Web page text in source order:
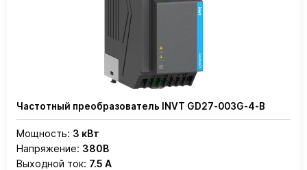
Частотный преобразователь INVT GD27-003G-4-B
Мощность: 3 кВт
Напряжение: 380В
Выходной ток: 7.5 А